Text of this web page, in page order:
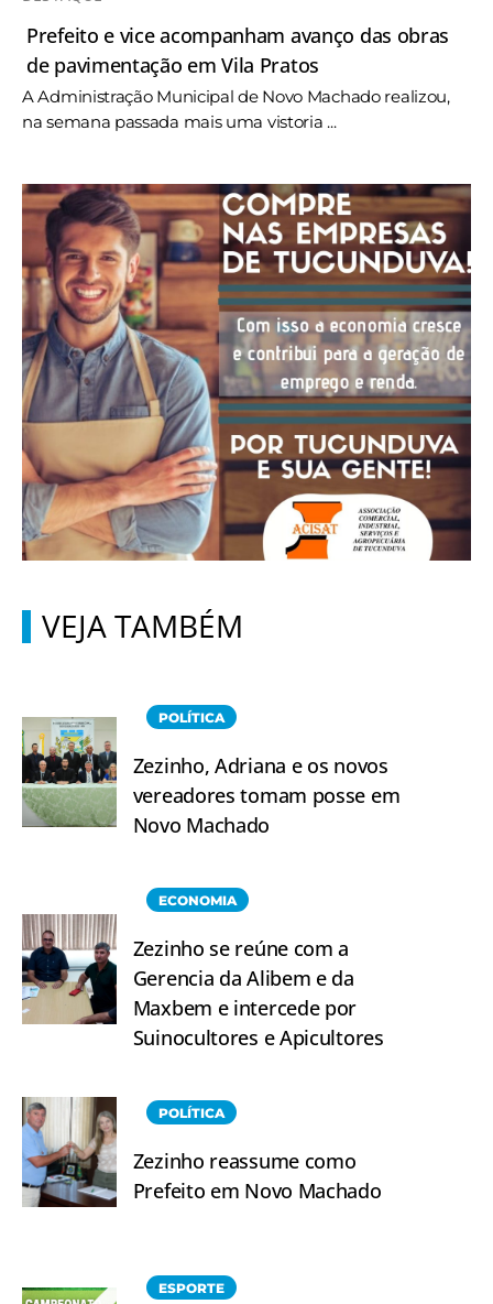
Prefeito e vice acompanham avanço das obras
de pavimentação em Vila Pratos
A Administração Municipal de Novo Machado realizou,
na semana passada mais uma vistoria ...
VEJA TAMBÉM
POLÍTICA
Zezinho, Adriana e os novos
vereadores tomam posse em
Novo Machado
ECONOMIA
Zezinho se reúne com a
Gerencia da Alibem e da
Maxbem e intercede por
Suinocultores e Apicultores
POLÍTICA
Zezinho reassume como
Prefeito em Novo Machado
ESPORTE